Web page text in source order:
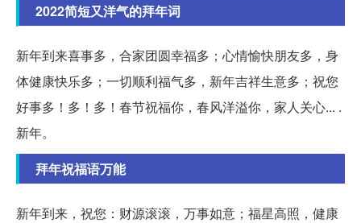
2022简短又洋气的拜年词
新年到来喜事多，合家团圆幸福多；心情愉快朋友多，身
体健康快乐多；一切顺利福气多，新年吉祥生意多；祝您
好事多！多！多！春节祝福你，春风洋溢你，家人关心... .
新年。
拜年祝福语万能
新年到来，祝您：财源滚滚，万事如意；福星高照，健康